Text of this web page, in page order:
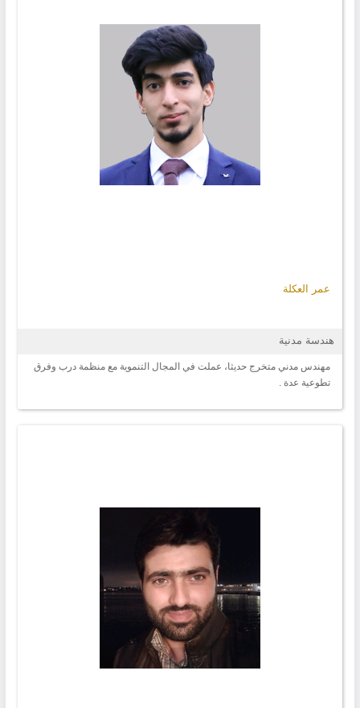
عمر العكلة
هندسة مدنية
مهندس مدني متخرج حديثا، عملت في المجال التنموية مع منظمة درب وفرق
تطوعية عدة .